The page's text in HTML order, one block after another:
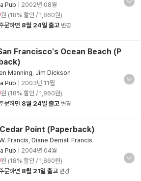
Pub
2002년 08월
원 (18% 할인 / 1,860원)
문하면 8월 24일 출고 변경
Francisco's Ocean Beach (P
Manning Jim Dickson
Pub
2003년 11월
원 (18% 할인 / 1,860원)
문하면 8월 24일 출고 변경
Point (Paperback)
Francis Diane Demali Francis
Pub
2004년 04월
원 (18% 할인 / 1,860원)
문하면 8월 21일 출고 변경